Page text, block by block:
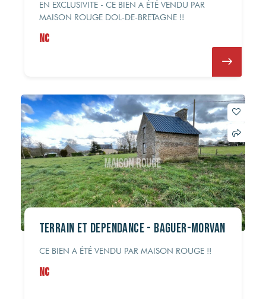
EN EXCLUSIVITE - CE BIEN A ÉTÉ VENDU PAR
MAISON ROUGE DOL-DE-BRETAGNE !!
NC
Terrain et Dépendance - Baguer-Morvan
CE BIEN A ÉTÉ VENDU PAR MAISON ROUGE !!
NC